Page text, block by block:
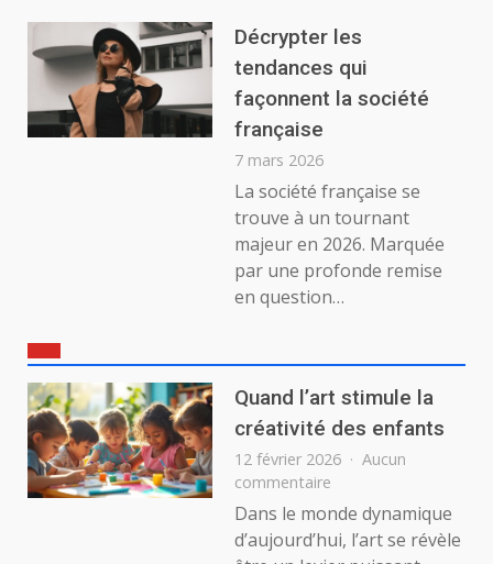
Décrypter les
tendances qui
façonnent la société
française
7 mars 2026
La société française se
trouve à un tournant
majeur en 2026. Marquée
par une profonde remise
en question…
Quand l’art stimule la
créativité des enfants
12 février 2026
Aucun
commentaire
Quand
l’art
stimule
Dans le monde dynamique
d’aujourd’hui, l’art se révèle